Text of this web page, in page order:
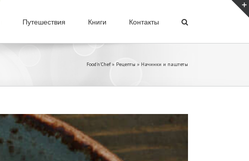
Путешествия Книги Контакты
Food'n'Chef» Рецепты » Начинки и паштеты